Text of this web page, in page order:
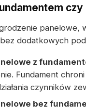
panelowe,
dodatkowych
z
Fundament
czynników
bez